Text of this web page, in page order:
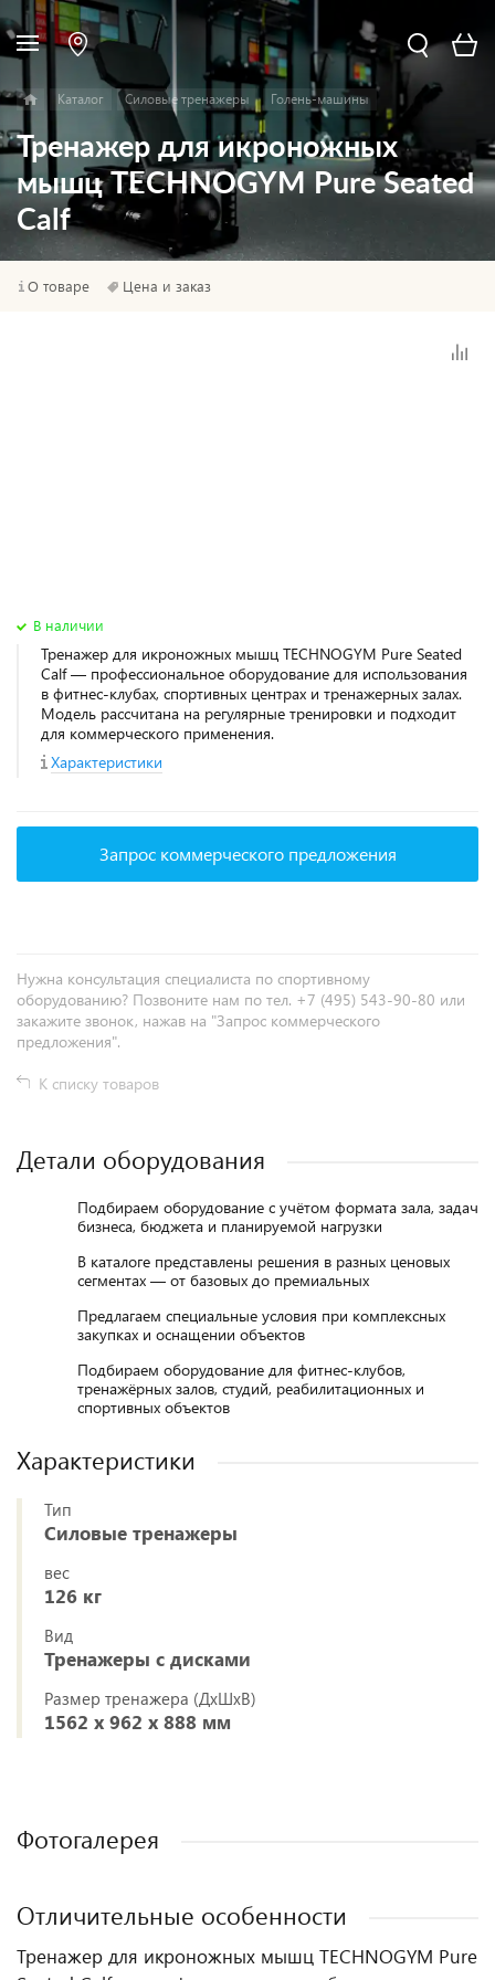
Каталог Силовые тренажеры Голень-машины
Тренажер для икроножных
мышц TECHNOGYM Pure Seated
Calf
О товаре Цена и заказ
В наличии
Тренажер для икроножных мышц TECHNOGYM Pure Seated
Calf — профессиональное оборудование для использования
в фитнес‑клубах, спортивных центрах и тренажерных залах.
Модель рассчитана на регулярные тренировки и подходит
для коммерческого применения.
Характеристики
Запрос коммерческого предложения
Нужна консультация специалиста по спортивному
оборудованию? Позвоните нам по тел. +7 (495) 543-90-80 или
закажите звонок, нажав на "Запрос коммерческого
предложения".
К списку товаров
Детали оборудования
Подбираем оборудование с учётом формата зала, задач
бизнеса, бюджета и планируемой нагрузки
В каталоге представлены решения в разных ценовых
сегментах — от базовых до премиальных
Предлагаем специальные условия при комплексных
закупках и оснащении объектов
Подбираем оборудование для фитнес-клубов,
тренажёрных залов, студий, реабилитационных и
спортивных объектов
Характеристики
Тип
Силовые тренажеры
вес
126 кг
Вид
Тренажеры с дисками
Размер тренажера (ДxШxВ)
1562 х 962 х 888 мм
Фотогалерея
Отличительные особенности
Тренажер для икроножных мышц TECHNOGYM Pure